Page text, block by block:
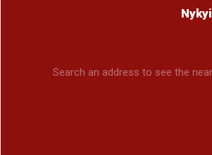
Search an address to see the